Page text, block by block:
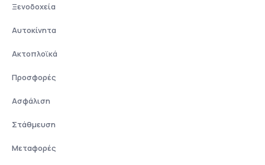
Ξενοδοχεία
Αυτοκίνητα
Ακτοπλοϊκά
Προσφορές
Ασφάλιση
Στάθμευση
Μεταφορές